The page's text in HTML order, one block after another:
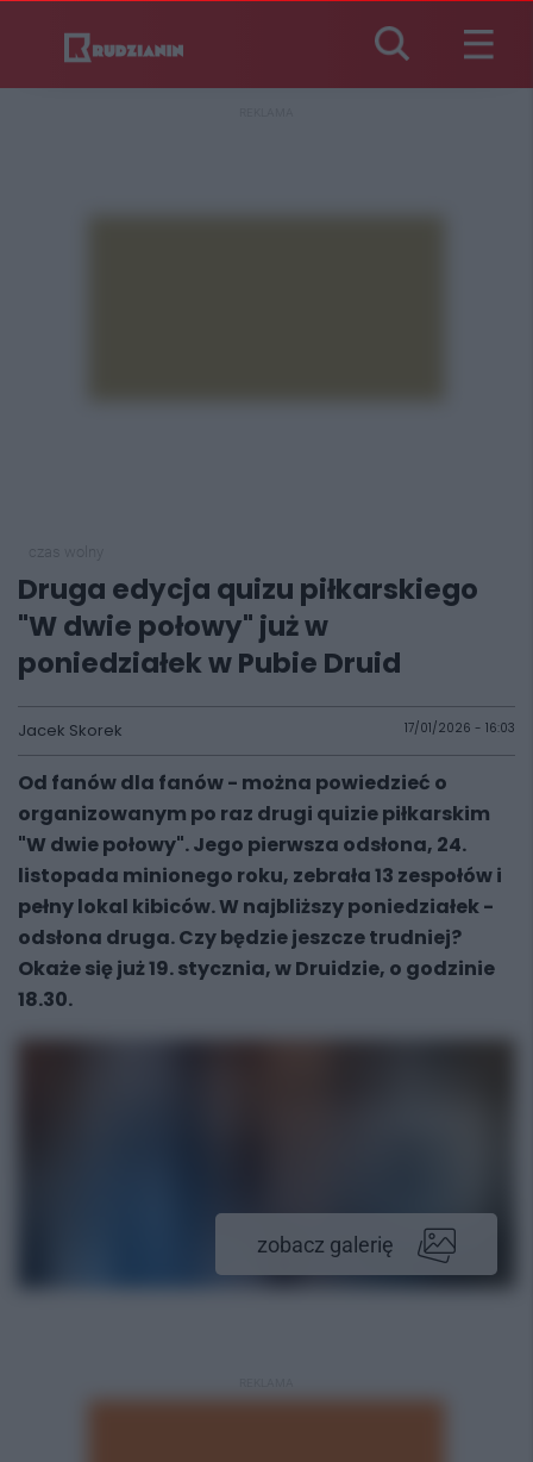
Druga edycja quizu piłkarskiego
"W dwie połowy" już w
poniedziałek w Pubie Druid
Jacek Skorek 17/01/2026 - 16:03
Od fanów dla fanów - można powiedzieć o
organizowanym po raz drugi quizie piłkarskim
"W dwie połowy". Jego pierwsza odsłona, 24.
listopada minionego roku, zebrała 13 zespołów i
pełny lokal kibiców. W najbliższy poniedziałek -
odsłona druga. Czy będzie jeszcze trudniej?
Okaże się już 19. stycznia, w Druidzie, o godzinie
18.30.
zobacz galerię